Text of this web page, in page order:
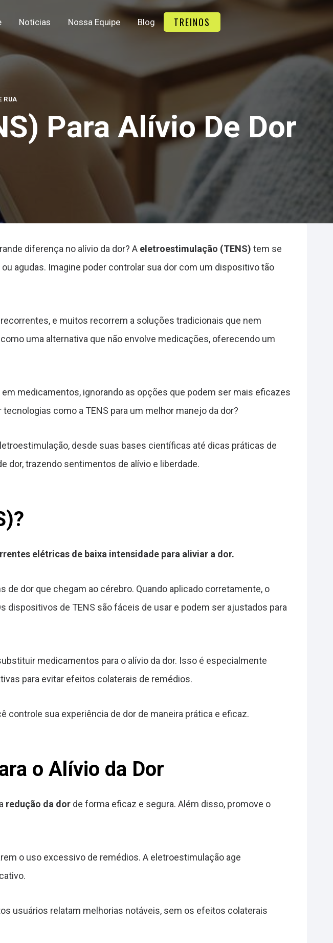
Noticias Nossa Equipe Blog TREINOS
RUA
Para Alívio De Dor
diferença no alívio da dor? A eletroestimulação (TENS) tem se
agudas. Imagine poder controlar sua dor com um dispositivo tão
e muitos recorrem a soluções tradicionais que nem
uma alternativa que não envolve medicações, oferecendo um
medicamentos, ignorando as opções que podem ser mais eficazes
como a TENS para um melhor manejo da dor?
desde suas bases científicas até dicas práticas de
dor, trazendo sentimentos de alívio e liberdade.
elétricas de baixa intensidade para aliviar a dor.
dor que chegam ao cérebro. Quando aplicado corretamente, o
dispositivos de TENS são fáceis de usar e podem ser ajustados para
medicamentos para o alívio da dor. Isso é especialmente
para evitar efeitos colaterais de remédios.
controle sua experiência de dor de maneira prática e eficaz.
o Alívio da Dor
redução da dor de forma eficaz e segura. Além disso, promove o
o uso excessivo de remédios. A eletroestimulação age
usuários relatam melhorias notáveis, sem os efeitos colaterais